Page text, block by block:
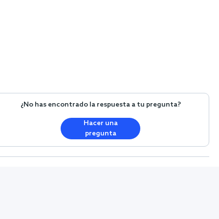
¿No has encontrado la respuesta a tu pregunta?
Hacer una
pregunta